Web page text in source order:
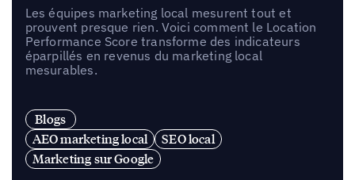
Les équipes marketing local mesurent tout et
prouvent presque rien. Voici comment le Location
Performance Score transforme des indicateurs
éparpillés en revenus du marketing local
mesurables.
Blogs
AEO marketing local
SEO local
Marketing sur Google